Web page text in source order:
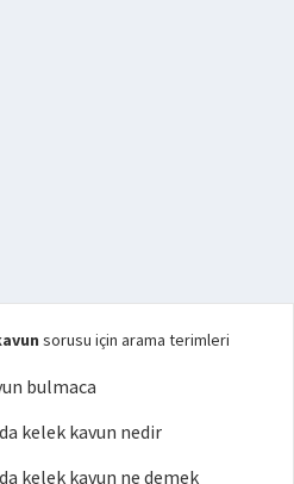
sorusu için arama terimleri
bulmaca
kelek kavun nedir
kelek kavun ne demek